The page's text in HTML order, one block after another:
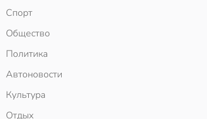
Спорт
Общество
Политика
Автоновости
Культура
Отдых